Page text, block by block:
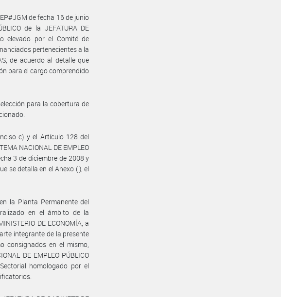
de fecha 16 de junio
de la JEFATURA DE
elevado por el Comité de
pertenecientes a la
de acuerdo al detalle que
para el cargo comprendido
para la cobertura de
c) y el Artículo 128 del
NACIONAL DE EMPLEO
3 de diciembre de 2008 y
se detalla en el Anexo ( ), el
la Planta Permanente del
en el ámbito de la
DE ECONOMÍA, a
integrante de la presente
consignados en el mismo,
DE EMPLEO PÚBLICO
homologado por el